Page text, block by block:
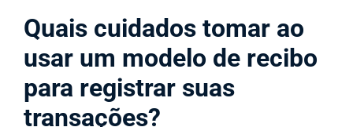
Quais cuidados tomar ao
usar um modelo de recibo
para registrar suas
transações?